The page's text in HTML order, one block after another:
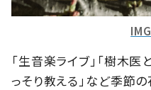
「生音楽ライブ」「樹木
っそり教える」など季節